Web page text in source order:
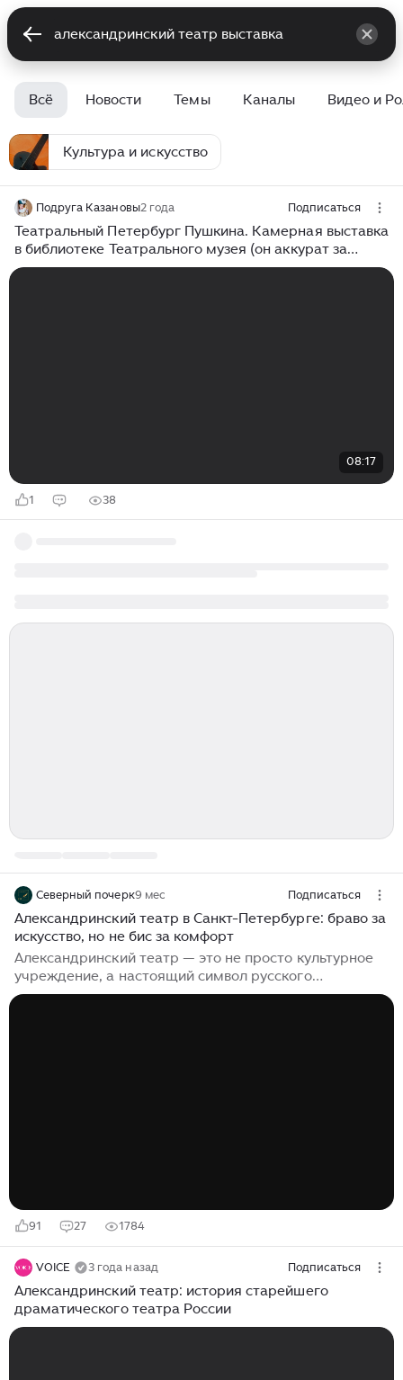
Всё Новости Темы Каналы Видео и
Культура и искусство
Подруга Казановы2 года Подписаться
Театральный Петербург Пушкина. Камерная выставка
в библиотеке Театрального музея (он аккурат за
Александринским театром)
08:17
1 38
Северный почерк9 мес Подписаться
Александринский театр в Санкт-Петербурге: браво за
искусство, но не бис за комфорт
Александринский театр — это не просто культурное
учреждение, а настоящий символ русского
театрального искусства, чья история неразрывно
91 27 1784
VOICE 3 года назад Подписаться
Александринский театр: история старейшего
драматического театра России